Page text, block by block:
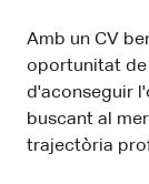
Amb un CV
oportunitat de
d'aconseguir
buscant al
trajectòria